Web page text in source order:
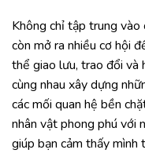
Không chỉ tập trung
còn mở ra nhiều cơ hội
thể giao lưu, trao đổi và
cùng nhau xây dựng
các mối quan hệ bền
nhân vật phong phú với
giúp bạn cảm thấy mình